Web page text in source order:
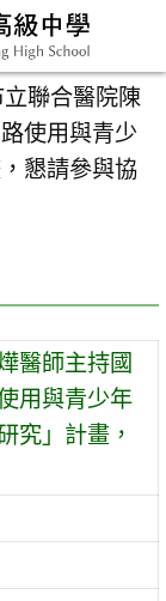
聯合醫院陳
使用與青少
懇請參與協
醫師主持國
用與青少年
究」計畫，